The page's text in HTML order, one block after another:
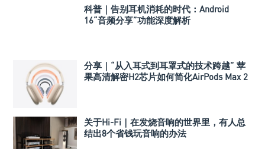
科普｜告别耳机消耗的时代：Android
16“音频分享”功能深度解析
分享｜“从入耳式到耳罩式的技术跨越” 苹
果高清解密H2芯片如何简化AirPods Max 2
关于Hi-Fi｜在发烧音响的世界里，有人总
结出8个省钱玩音响的办法